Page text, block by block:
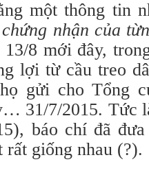
một thông tin
nhận của
8 mới đây,
lợi từ cầu treo
gửi cho Tổng
31/7/2015. Tức
báo chí đã
giống nhau (?).